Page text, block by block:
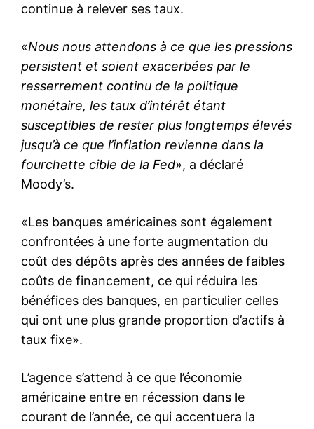
continue à relever ses taux.
«Nous nous attendons à ce que les pressions
persistent et soient exacerbées par le
resserrement continu de la politique
monétaire, les taux d’intérêt étant
susceptibles de rester plus longtemps élevés
jusqu’à ce que l’inflation revienne dans la
fourchette cible de la Fed», a déclaré
Moody’s.
«Les banques américaines sont également
confrontées à une forte augmentation du
coût des dépôts après des années de faibles
coûts de financement, ce qui réduira les
bénéfices des banques, en particulier celles
qui ont une plus grande proportion d’actifs à
taux fixe».
L’agence s’attend à ce que l’économie
américaine entre en récession dans le
courant de l’année, ce qui accentuera la